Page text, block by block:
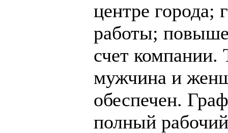
центре города;
работы;
счет компании.
мужчина и
обеспечен.
полный